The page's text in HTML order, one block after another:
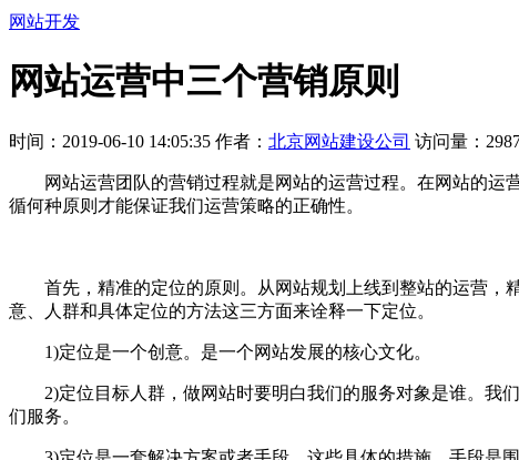
网站开发
网站运营中三个营销原则
时间：2019-06-10 14:05:35 作者： 北京网站建设公司 访问量：
网站运营团队的营销过程就是网站的运营过程。在网站的运
循何种原则才能保证我们运营策略的正确性。
首先，精准的定位的原则。从网站规划上线到整站的运营，
意、人群和具体定位的方法这三方面来诠释一下定位。
1)定位是一个创意。是一个网站发展的核心文化。
2)定位目标人群，做网站时要明白我们的服务对象是谁。我们
们服务。